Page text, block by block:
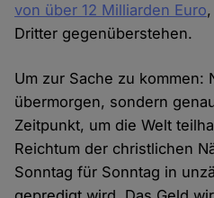
von über 12 Milliarden Euro
Dritter gegenüberstehen.
Um zur Sache zu kommen:
übermorgen, sondern
Zeitpunkt, um die Welt
Reichtum der christlichen
Sonntag für Sonntag in